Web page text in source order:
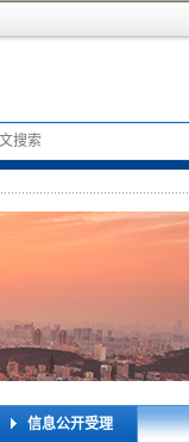
信息公开受理